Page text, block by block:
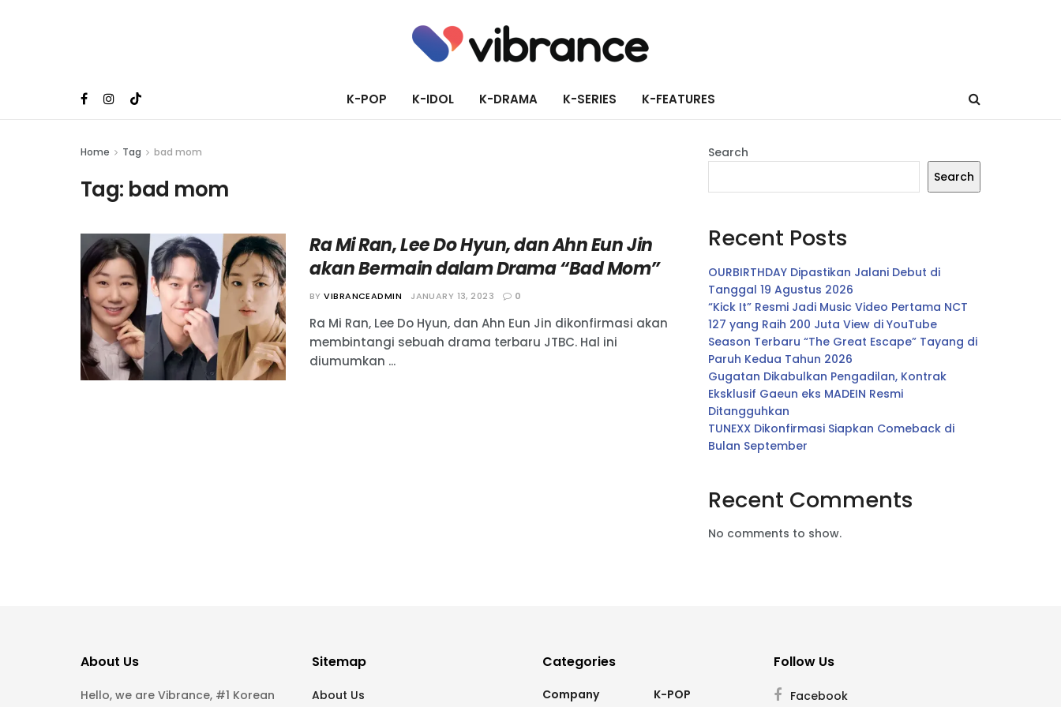
K-POP K-IDOL K-DRAMA K-SERIES K-FEATURES
Home Tag bad mom
Tag: bad mom
Ra Mi Ran, Lee Do Hyun, dan Ahn Eun Jin
akan Bermain dalam Drama “Bad Mom”
BY VIBRANCEADMIN JANUARY 13, 2023 0
Ra Mi Ran, Lee Do Hyun, dan Ahn Eun Jin dikonfirmasi akan
membintangi sebuah drama terbaru JTBC. Hal ini
diumumkan ...
Search
Search
Recent Posts
OURBIRTHDAY Dipastikan Jalani Debut di
Tanggal 19 Agustus 2026
“Kick It” Resmi Jadi Music Video Pertama NCT
127 yang Raih 200 Juta View di YouTube
Season Terbaru “The Great Escape” Tayang di
Paruh Kedua Tahun 2026
Gugatan Dikabulkan Pengadilan, Kontrak
Eksklusif Gaeun eks MADEIN Resmi
Ditangguhkan
TUNEXX Dikonfirmasi Siapkan Comeback di
Bulan September
Recent Comments
No comments to show.
About Us
Hello, we are Vibrance, #1 Korean
Sitemap
About Us
Categories
Company K-POP
Follow Us
Facebook